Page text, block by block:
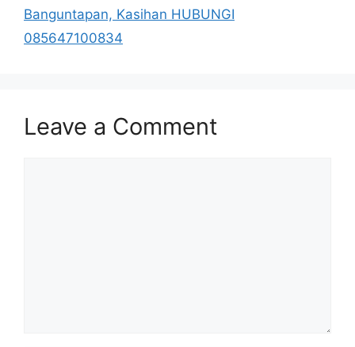
Banguntapan, Kasihan HUBUNGI
085647100834
Leave a Comment